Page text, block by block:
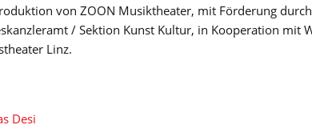
von ZOON Musiktheater, mit Förderung
/ Sektion Kunst Kultur, in Kooperation mit
Linz.
Desi